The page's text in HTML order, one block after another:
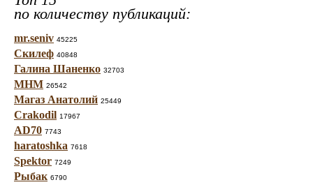
по количеству публикаций:
mr.seniv 45225
Скилеф 40848
Галина Шаненко 32703
МНМ 26542
Магаз Анатолий 25449
Crakodil 17967
AD70 7743
haratoshka 7618
Spektor 7249
Рыбак 6790